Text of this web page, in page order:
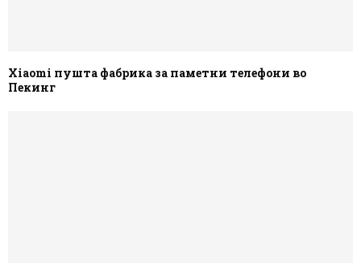
Xiaomi пушта фабрика за паметни телефони во
Пекинг